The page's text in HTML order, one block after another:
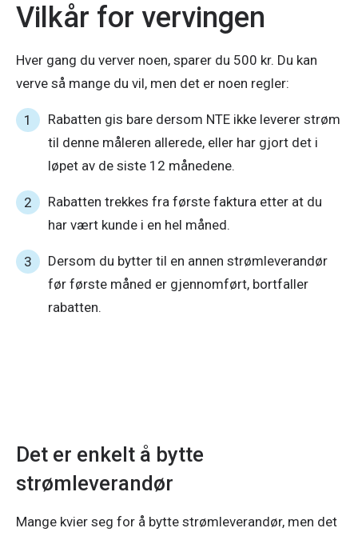
Vilkår for vervingen
Hver gang du verver noen, sparer du 500 kr. Du kan
verve så mange du vil, men det er noen regler:
Rabatten gis bare dersom NTE ikke leverer strøm
til denne måleren allerede, eller har gjort det i
løpet av de siste 12 månedene.
Rabatten trekkes fra første faktura etter at du
har vært kunde i en hel måned.
Dersom du bytter til en annen strømleverandør
før første måned er gjennomført, bortfaller
rabatten.
Det er enkelt å bytte
strømleverandør
Mange kvier seg for å bytte strømleverandør, men det